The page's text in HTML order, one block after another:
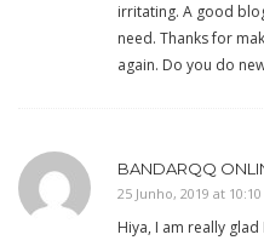
irritating. A good
need. Thanks for
again. Do you do
BANDARQQ
25 Junho, 2019 at 10:10
Hiya, I am really